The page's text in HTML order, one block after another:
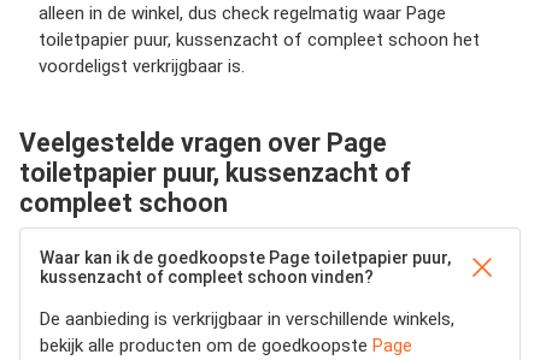
alleen in de winkel, dus check regelmatig waar Page
toiletpapier puur, kussenzacht of compleet schoon het
voordeligst verkrijgbaar is.
Veelgestelde vragen over Page
toiletpapier puur, kussenzacht of
compleet schoon
Waar kan ik de goedkoopste Page toiletpapier puur,
kussenzacht of compleet schoon vinden?
De aanbieding is verkrijgbaar in verschillende winkels,
bekijk alle producten om de goedkoopste Page